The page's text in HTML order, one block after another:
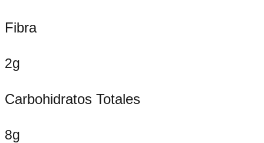
Fibra
2g
Carbohidratos Totales
8g